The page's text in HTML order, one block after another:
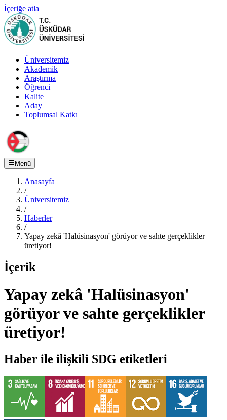
İçeriğe atla
Üniversitemiz
Akademik
Araştırma
Öğrenci
Kalite
Aday
Toplumsal Katkı
Menü
Anasayfa
/
Üniversitemiz
/
Haberler
/
Yapay zekâ 'Halüsinasyon' görüyor ve sahte gerçeklikler
üretiyor!
İçerik
Yapay zekâ 'Halüsinasyon'
görüyor ve sahte gerçeklikler
üretiyor!
Haber ile ilişkili SDG etiketleri